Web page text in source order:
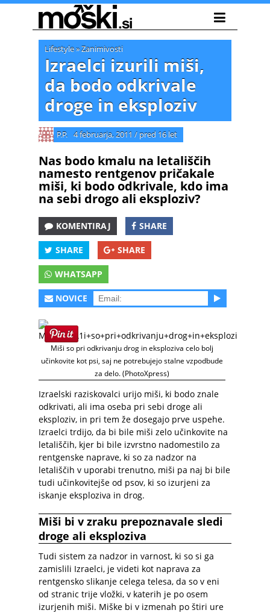
Lifestyle»Zanimivosti
Izraelci izurili miši,
da bodo odkrivale
droge in eksploziv
P.P. 4 februarja, 2011 / pred 16 let
Nas bodo kmalu na letališčih
namesto rentgenov pričakale
miši, ki bodo odkrivale, kdo ima
na sebi drogo ali eksploziv?
KOMENTIRAJ SHARE
SHARE SHARE
WHATSAPP
NOVICE
Miši so pri odkrivanju drog in eksploziva celo bolj
učinkovite kot psi, saj ne potrebujejo stalne vzpodbude
za delo. (PhotoXpress)
Izraelski raziskovalci urijo miši, ki bodo znale
odkrivati, ali ima oseba pri sebi droge ali
eksploziv, in pri tem že dosegajo prve uspehe.
Izraelci trdijo, da bi bile miši zelo učinkovite na
letališčih, kjer bi bile izvrstno nadomestilo za
rentgenske naprave, ki so za nadzor na
letališčih v uporabi trenutno, miši pa naj bi bile
tudi učinkovitejše od psov, ki so izurjeni za
iskanje eksploziva in drog.
Miši bi v zraku prepoznavale sledi
droge ali eksploziva
Tudi sistem za nadzor in varnost, ki so si ga
zamislili Izraelci, je videti kot naprava za
rentgensko slikanje celega telesa, da so v eni
od stranic trije vložki, v katerih je po osem
izurjenih miši. Miške bi v izmenah po štiri ure